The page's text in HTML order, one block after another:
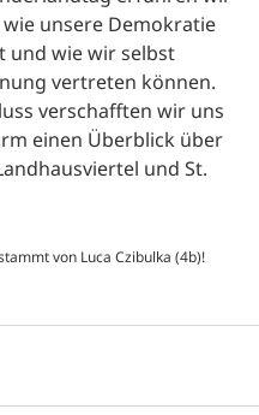
unsere Demokratie
und wie wir selbst
vertreten können.
verschafften wir uns
einen Überblick über
und St.
von Luca Czibulka (4b)!